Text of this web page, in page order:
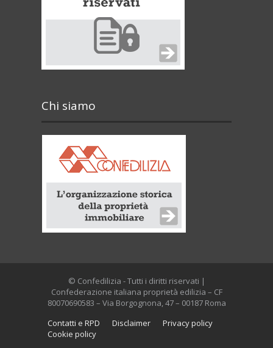
Chi siamo
© Confedilizia - Tutti i diritti riservati |
Confederazione italiana proprietà edilizia – CF
80070690583 – Via Borgognona, 47 – 00187 Roma
Contatti e RPD
Disclaimer
Privacy policy
Cookie policy